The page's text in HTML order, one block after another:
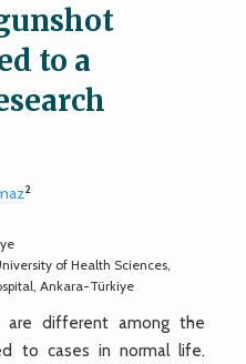
to a
2
of Health Sciences,
Ankara-Türkiye
are different among the
to cases in normal life.